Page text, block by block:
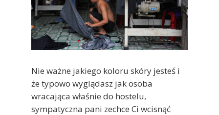
Nie ważne jakiego koloru skóry jesteś i
że typowo wyglądasz jak osoba
wracająca właśnie do hostelu,
sympatyczna pani zechce Ci wcisnąć